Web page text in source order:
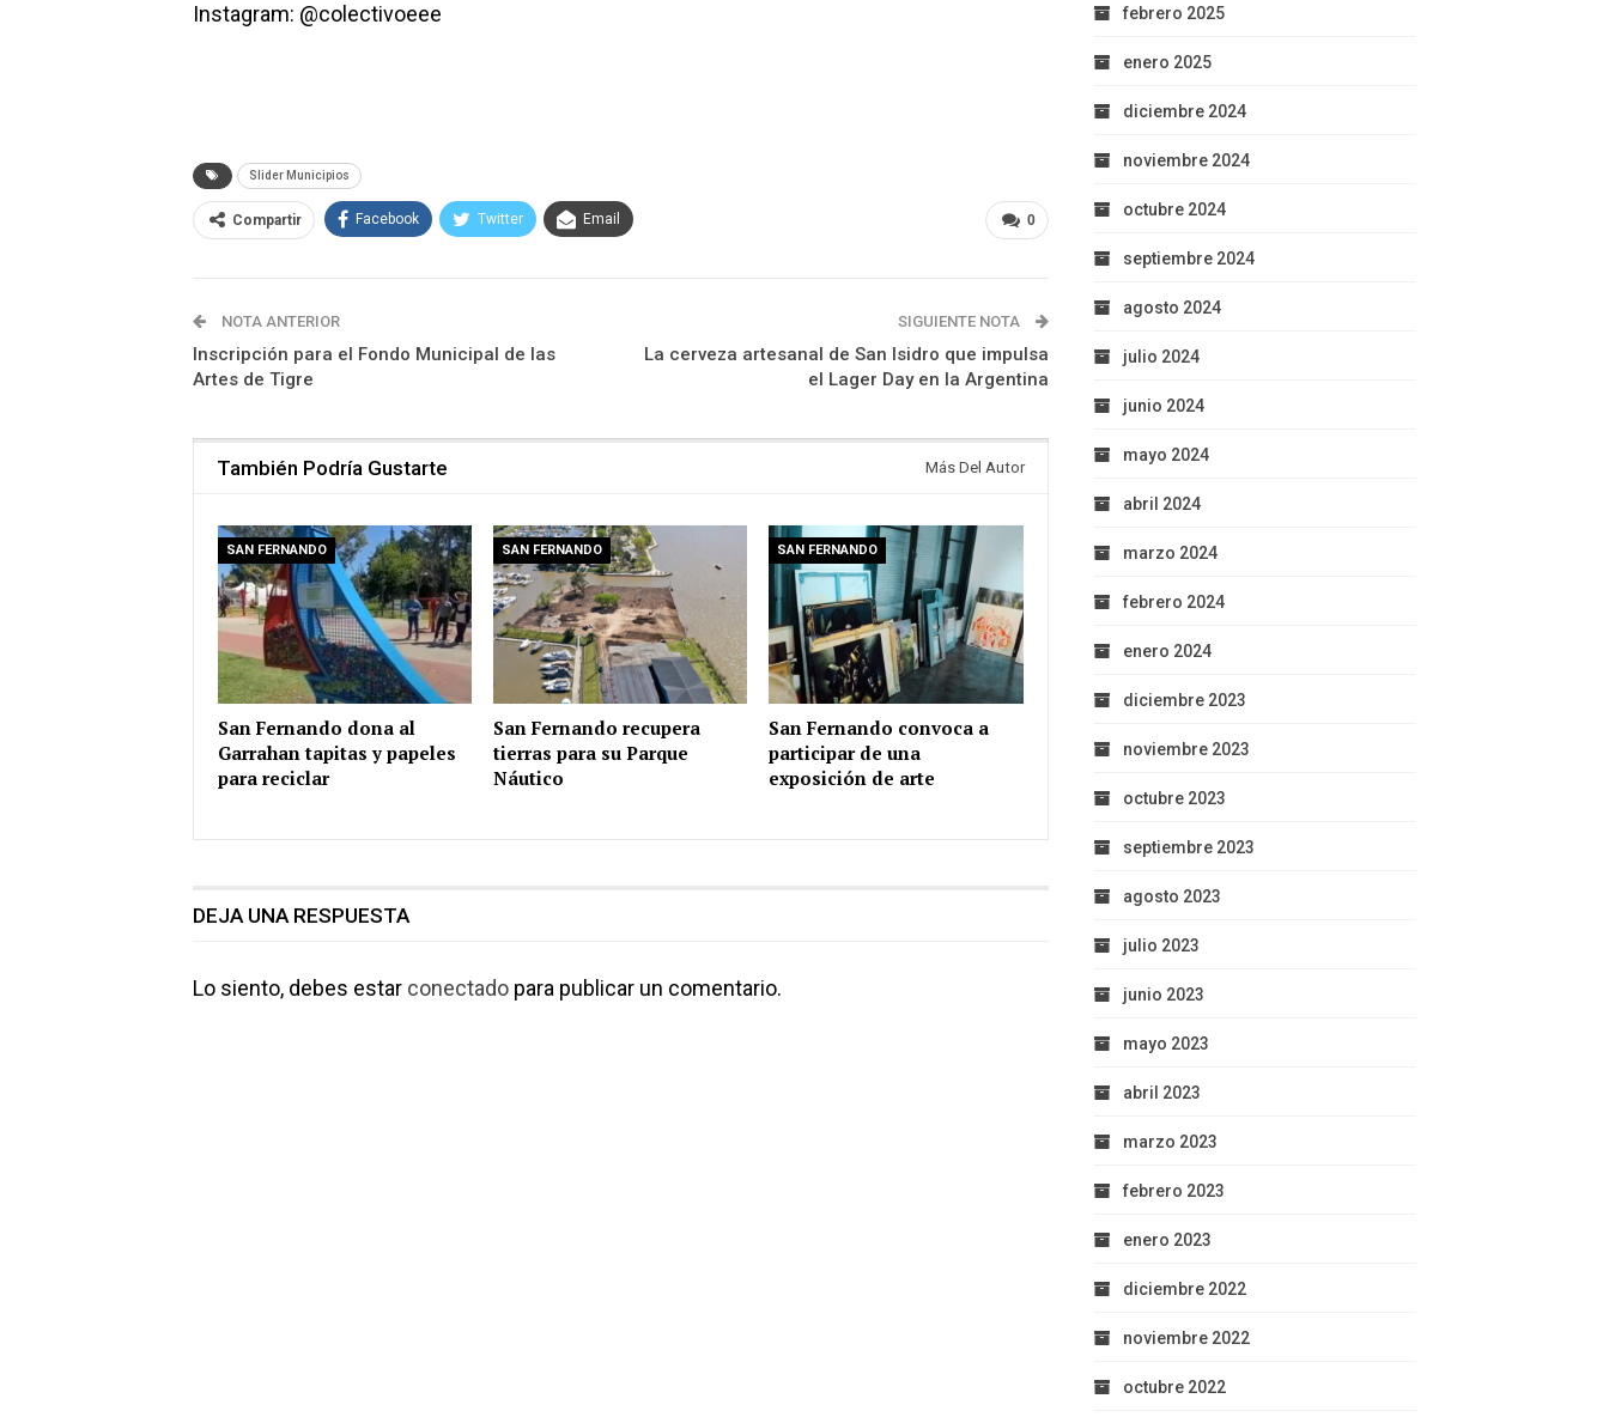
Instagram: @colectivoeee
Slider Municipios
0
Compartir Facebook Twitter Email
NOTA ANTERIOR
Inscripción para el Fondo Municipal de las
Artes de Tigre
SIGUIENTE NOTA
La cerveza artesanal de San Isidro que impulsa
el Lager Day en la Argentina
También Podría Gustarte Más Del Autor
SAN FERNANDO
San Fernando dona al
Garrahan tapitas y papeles
para reciclar
SAN FERNANDO
San Fernando recupera
tierras para su Parque
Náutico
SAN FERNANDO
San Fernando convoca a
participar de una
exposición de arte
DEJA UNA RESPUESTA
Lo siento, debes estar conectado para publicar un comentario.
febrero 2025
enero 2025
diciembre 2024
noviembre 2024
octubre 2024
septiembre 2024
agosto 2024
julio 2024
junio 2024
mayo 2024
abril 2024
marzo 2024
febrero 2024
enero 2024
diciembre 2023
noviembre 2023
octubre 2023
septiembre 2023
agosto 2023
julio 2023
junio 2023
mayo 2023
abril 2023
marzo 2023
febrero 2023
enero 2023
diciembre 2022
noviembre 2022
octubre 2022